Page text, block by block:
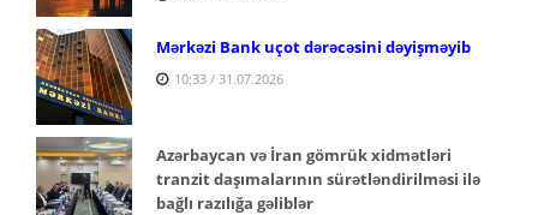
Mərkəzi Bank uçot dərəcəsini dəyişməyib
10:33 / 31.07.2026
Azərbaycan və İran gömrük xidmətləri
tranzit daşımalarının sürətləndirilməsi ilə
bağlı razılığa gəliblər